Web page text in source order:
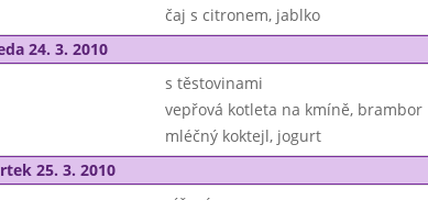
čaj s citronem, jablko
24. 3. 2010
s těstovinami
vepřová kotleta na kmíně, brambor
mléčný koktejl, jogurt
25. 3. 2010